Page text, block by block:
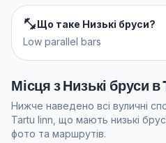
Що таке Низькі бруси?
Low parallel bars
Місця з Низькі бруси
Нижче наведено всі вуличні
Tartu linn, що мають низькі
фото та маршрутів.